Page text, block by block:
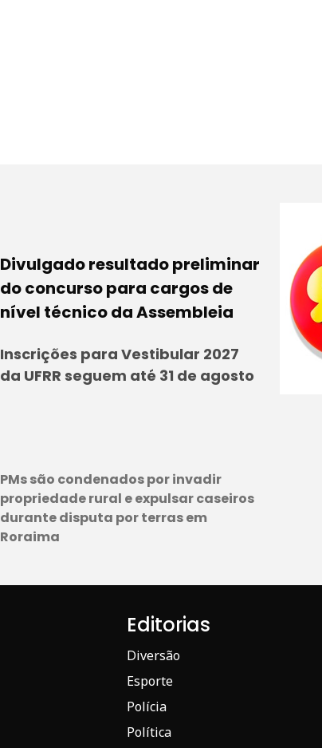
Divulgado resultado preliminar
do concurso para cargos de
nível técnico da Assembleia
Inscrições para Vestibular 2027
da UFRR seguem até 31 de agosto
PMs são condenados por invadir
propriedade rural e expulsar caseiros
durante disputa por terras em
Roraima
Editorias
Diversão
Esporte
Polícia
Política